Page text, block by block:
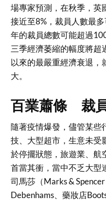
場專家預測，在秋季，英
接近至8%，裁員人數最
年的裁員總數可能超過
三季經濟萎縮的幅度將超
以來的最嚴重經濟衰退，
大。
百業蕭條 裁
隨著疫情爆發，儘管某些
技、大型超市，生意未受
於停擺狀態，旅遊業、航
首當其衝，當中不乏大型
司馬莎（Marks & Spencer
Debenhams、藥妝店